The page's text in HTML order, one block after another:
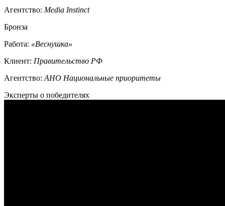
Агентство: Media Instinct
Бронза
Работа: «Веснушка»
Клиент: Правительство РФ
Агентство: АНО Национальные приоритеты
Эксперты о победителях